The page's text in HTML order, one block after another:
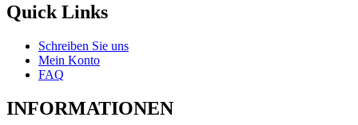
Quick Links
Schreiben Sie uns
Mein Konto
FAQ
INFORMATIONEN